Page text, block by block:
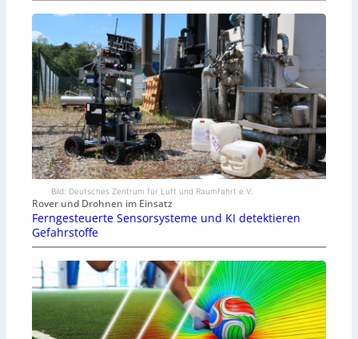
Bild: Deutsches Zentrum für Luft und Raumfahrt e.V.
Rover und Drohnen im Einsatz
Ferngesteuerte Sensorsysteme und KI detektieren
Gefahrstoffe